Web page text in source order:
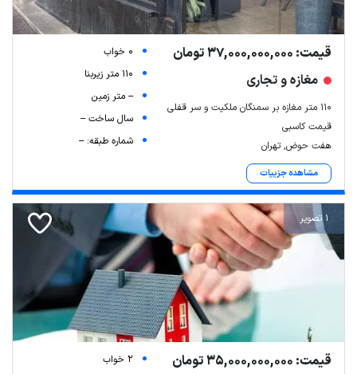
قیمت: 37,000,000,000 تومان
مغازه و تجاری
۱۱۰ متر مغازه بر سمنگان ملکیت و سر قفلی
قیمت کاسبی
هفت حوض, تهران
مشاهده جزییات
0 خواب
110 متر زیربنا
-- متر زمین
سال ساخت --
شماره طبقه: --
1 تصویر
قیمت: 35,000,000,000 تومان
2 خواب